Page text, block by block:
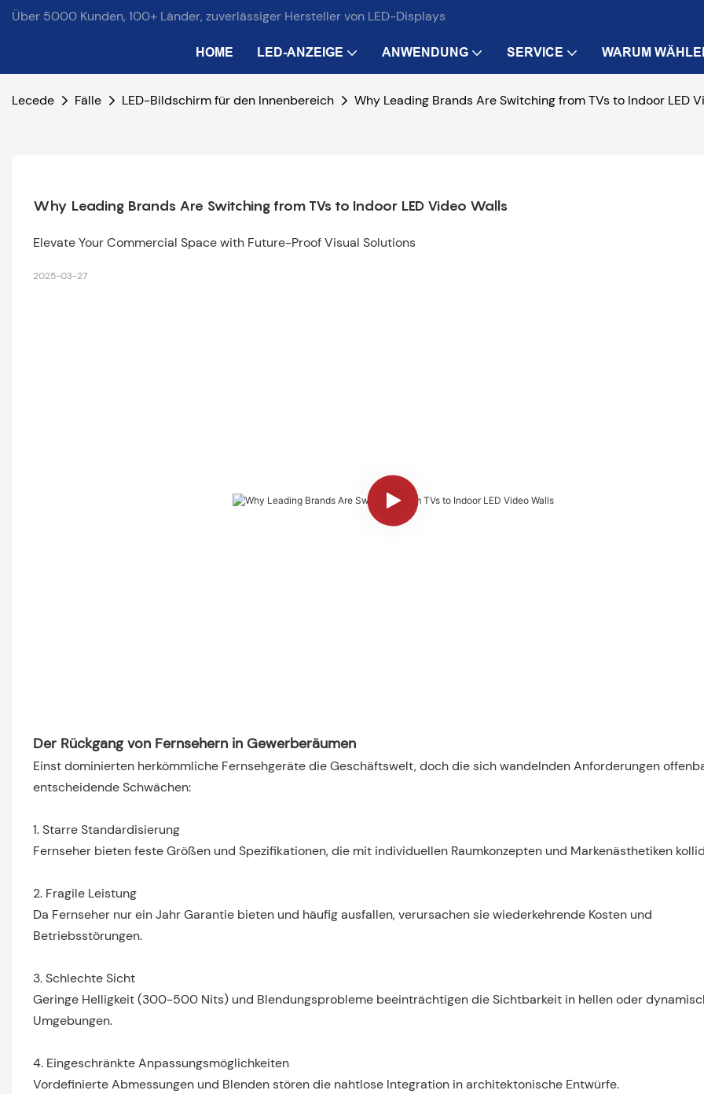
Über 5000 Kunden, 100+ Länder, zuverlässiger Hersteller von LED-Displays
HOME LED-ANZEIGE ANWENDUNG SERVICE WARUM
Lecede Fälle LED-Bildschirm für den Innenbereich Why Leading Brands Are Switching from TVs to Indoor LED
Why Leading Brands Are Switching from TVs to Indoor LED Video Walls
Elevate Your Commercial Space with Future-Proof Visual Solutions
2025-03-27
Der Rückgang von Fernsehern in Gewerberäumen
Einst dominierten herkömmliche Fernsehgeräte die Geschäftswelt, doch die sich wandelnden Anforderungen
entscheidende Schwächen:
1. Starre Standardisierung
Fernseher bieten feste Größen und Spezifikationen, die mit individuellen Raumkonzepten und Markenästhetiken
2. Fragile Leistung
Da Fernseher nur ein Jahr Garantie bieten und häufig ausfallen, verursachen sie wiederkehrende Kosten und
Betriebsstörungen.
3. Schlechte Sicht
Geringe Helligkeit (300-500 Nits) und Blendungsprobleme beeinträchtigen die Sichtbarkeit in hellen oder
Umgebungen.
4. Eingeschränkte Anpassungsmöglichkeiten
Vordefinierte Abmessungen und Blenden stören die nahtlose Integration in architektonische Entwürfe.